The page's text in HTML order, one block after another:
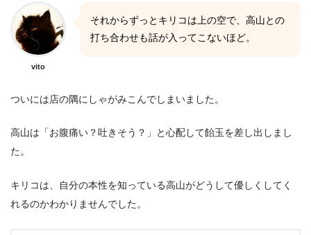
vito
それからずっとキリコは上の空で、高山との
打ち合わせも話が入ってこないほど。
ついには店の隅にしゃがみこんでしまいました。
高山は「お腹痛い？吐きそう？」と心配して飴玉を差し出しまし
た。
キリコは、自分の本性を知っている高山がどうして優しくしてく
れるのかわかりませんでした。